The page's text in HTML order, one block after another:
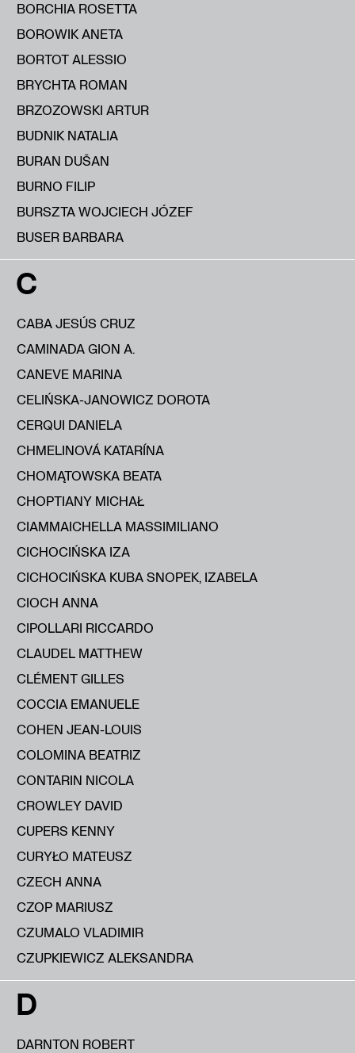
BORCHIA ROSETTA
BOROWIK ANETA
BORTOT ALESSIO
BRYCHTA ROMAN
BRZOZOWSKI ARTUR
BUDNIK NATALIA
BURAN DUŠAN
BURNO FILIP
BURSZTA WOJCIECH JÓZEF
BUSER BARBARA
C
CABA JESÚS CRUZ
CAMINADA GION A.
CANEVE MARINA
CELIŃSKA-JANOWICZ DOROTA
CERQUI DANIELA
CHMELINOVÁ KATARÍNA
CHOMĄTOWSKA BEATA
CHOPTIANY MICHAŁ
CIAMMAICHELLA MASSIMILIANO
CICHOCIŃSKA IZA
CICHOCIŃSKA KUBA SNOPEK, IZABELA
CIOCH ANNA
CIPOLLARI RICCARDO
CLAUDEL MATTHEW
CLÉMENT GILLES
COCCIA EMANUELE
COHEN JEAN-LOUIS
COLOMINA BEATRIZ
CONTARIN NICOLA
CROWLEY DAVID
CUPERS KENNY
CURYŁO MATEUSZ
CZECH ANNA
CZOP MARIUSZ
CZUMALO VLADIMIR
CZUPKIEWICZ ALEKSANDRA
D
DARNTON ROBERT